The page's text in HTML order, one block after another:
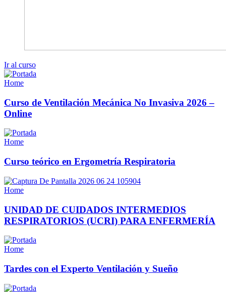
Ir al curso
Home
Curso de Ventilación Mecánica No Invasiva 2026 –
Online
Home
Curso teórico en Ergometría Respiratoria
Home
UNIDAD DE CUIDADOS INTERMEDIOS
RESPIRATORIOS (UCRI) PARA ENFERMERÍA
Home
Tardes con el Experto Ventilación y Sueño